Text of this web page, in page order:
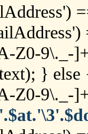
Z0-9\._-
} else
Z0-9\._-